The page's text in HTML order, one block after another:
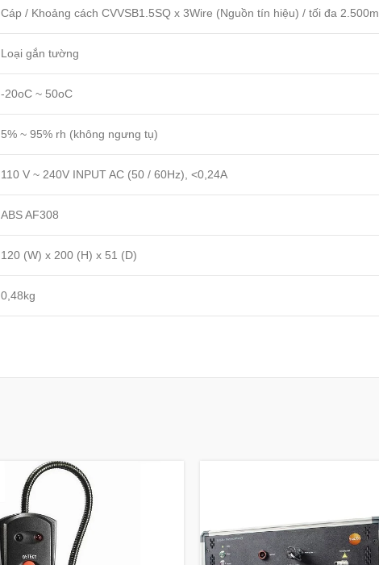
Cáp / Khoảng cách CVVSB1.5SQ x 3Wire (Nguồn tín hiệu) / tối đa 2.500m
Loại gắn tường
-20oC ~ 50oC
5% ~ 95% rh (không ngưng tụ)
110 V ~ 240V INPUT AC (50 / 60Hz), <0,24A
ABS AF308
120 (W) x 200 (H) x 51 (D)
0,48kg